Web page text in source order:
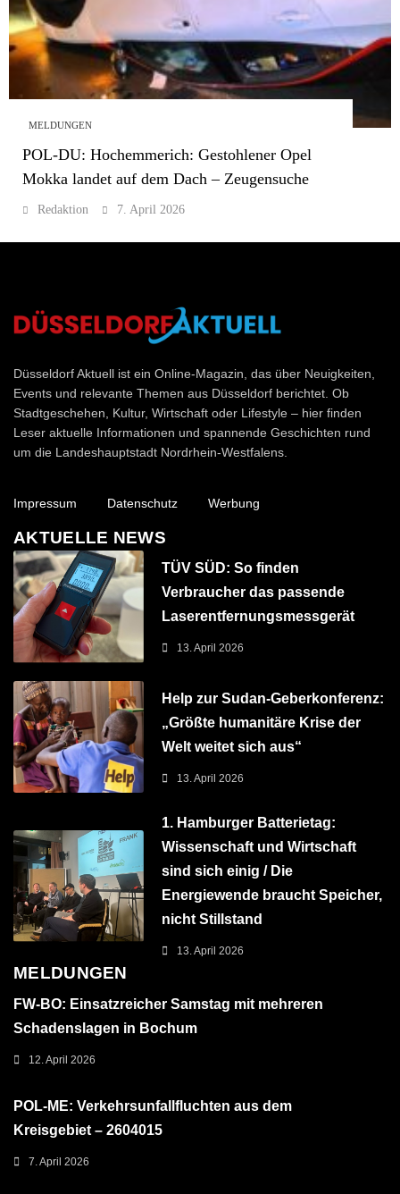
MELDUNGEN
POL-DU: Hochemmerich: Gestohlener Opel
Mokka landet auf dem Dach – Zeugensuche
Redaktion 7. April 2026
Düsseldorf Aktuell
Düsseldorf Aktuell ist ein Online-Magazin, das über Neuigkeiten,
Events und relevante Themen aus Düsseldorf berichtet. Ob
Stadtgeschehen, Kultur, Wirtschaft oder Lifestyle – hier finden
Leser aktuelle Informationen und spannende Geschichten rund
um die Landeshauptstadt Nordrhein-Westfalens.
Impressum Datenschutz Werbung
AKTUELLE NEWS
TÜV SÜD: So finden
Verbraucher das passende
Laserentfernungsmessgerät
13. April 2026
Help zur Sudan-Geberkonferenz:
„Größte humanitäre Krise der
Welt weitet sich aus“
13. April 2026
1. Hamburger Batterietag:
Wissenschaft und Wirtschaft
sind sich einig / Die
Energiewende braucht Speicher,
nicht Stillstand
13. April 2026
MELDUNGEN
FW-BO: Einsatzreicher Samstag mit mehreren
Schadenslagen in Bochum
12. April 2026
POL-ME: Verkehrsunfallfluchten aus dem
Kreisgebiet – 2604015
7. April 2026